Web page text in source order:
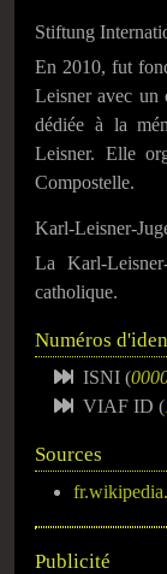
Stiftung
En 2010, fut
Leisner avec un
dédiée à la
Leisner. Elle
Compostelle.
Karl-Leisner-
La Karl-
catholique.
Numéros
ISNI (
VIAF ID (
Sources
Publicité